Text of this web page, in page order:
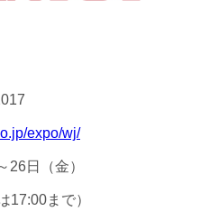
expo/wj/
日（金）
17:00まで）